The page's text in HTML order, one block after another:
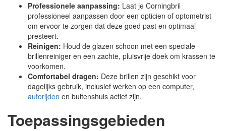
Professionele aanpassing: Laat je Corningbril
professioneel aanpassen door een opticien of optometrist
om ervoor te zorgen dat deze goed past en optimaal
presteert.
Reinigen: Houd de glazen schoon met een speciale
brillenreiniger en een zachte, pluisvrije doek om krassen te
voorkomen.
Comfortabel dragen: Deze brillen zijn geschikt voor
dagelijks gebruik, inclusief werken op een computer,
autorijden en buitenshuis actief zijn.
Toepassingsgebieden